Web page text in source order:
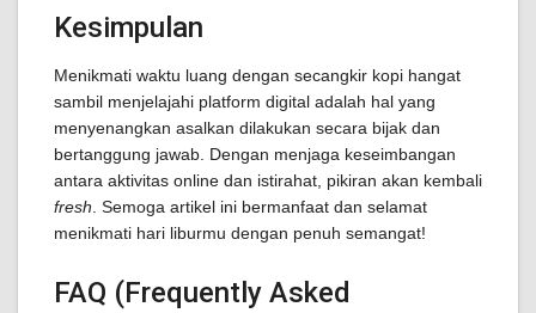
Kesimpulan
Menikmati waktu luang dengan secangkir kopi hangat
sambil menjelajahi platform digital adalah hal yang
menyenangkan asalkan dilakukan secara bijak dan
bertanggung jawab. Dengan menjaga keseimbangan
antara aktivitas online dan istirahat, pikiran akan kembali
fresh . Semoga artikel ini bermanfaat dan selamat
menikmati hari liburmu dengan penuh semangat!
FAQ (Frequently Asked